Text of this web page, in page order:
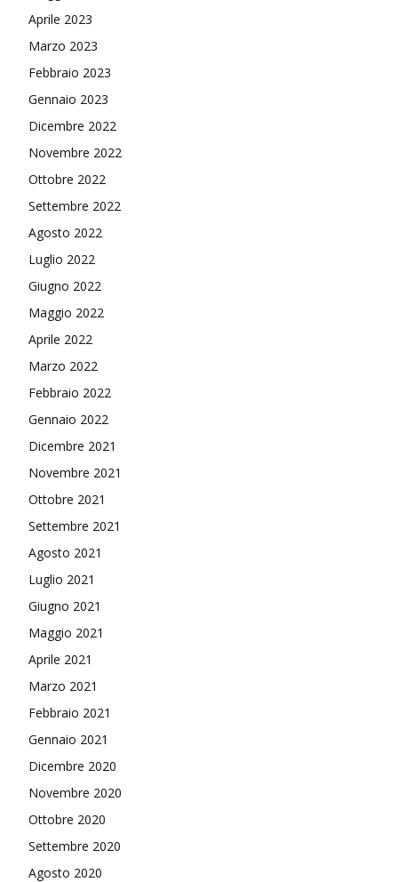
Aprile 2023
Marzo 2023
Febbraio 2023
Gennaio 2023
Dicembre 2022
Novembre 2022
Ottobre 2022
Settembre 2022
Agosto 2022
Luglio 2022
Giugno 2022
Maggio 2022
Aprile 2022
Marzo 2022
Febbraio 2022
Gennaio 2022
Dicembre 2021
Novembre 2021
Ottobre 2021
Settembre 2021
Agosto 2021
Luglio 2021
Giugno 2021
Maggio 2021
Aprile 2021
Marzo 2021
Febbraio 2021
Gennaio 2021
Dicembre 2020
Novembre 2020
Ottobre 2020
Settembre 2020
Agosto 2020